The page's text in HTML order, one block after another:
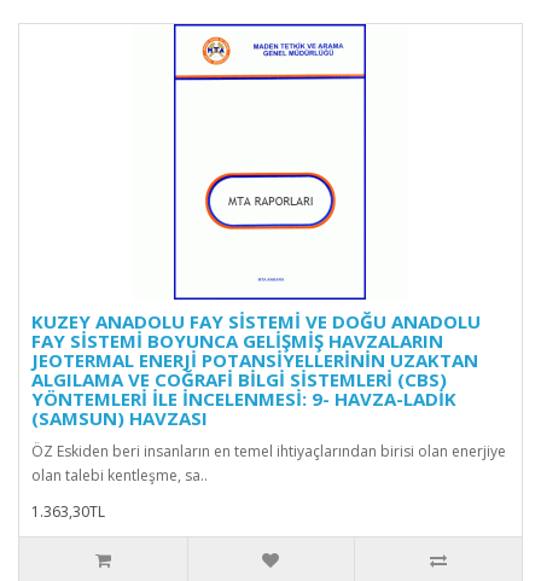
KUZEY ANADOLU FAY SİSTEMİ VE DOĞU ANADOLU
FAY SİSTEMİ BOYUNCA GELİŞMİŞ HAVZALARIN
JEOTERMAL ENERJİ POTANSİYELLERİNİN UZAKTAN
ALGILAMA VE COĞRAFİ BİLGİ SİSTEMLERİ (CBS)
YÖNTEMLERİ İLE İNCELENMESİ: 9- HAVZA-LADİK
(SAMSUN) HAVZASI
ÖZ Eskiden beri insanların en temel ihtiyaçlarından birisi olan enerjiye
olan talebi kentleşme, sa..
1.363,30TL